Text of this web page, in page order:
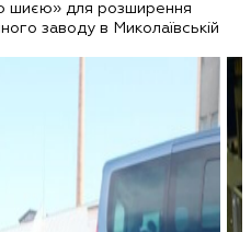
шиєю» для розширення
заводу в Миколаївській